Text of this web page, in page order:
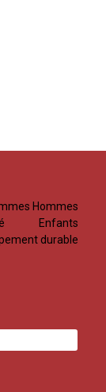
Hommes
Enfants
durable